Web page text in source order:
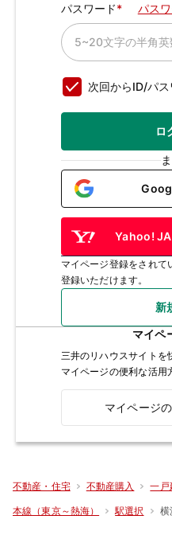
パスワード パス
次回からID/パ
ロ
Yahoo!
マイページ登録をされ
登録いただけます。
新
マイペ
三井のリハウスサイトを
マイページの便利な活用
マイページ
不動産・住宅 不動産購入 一戸
本線（東京～熱海） 駅選択 横